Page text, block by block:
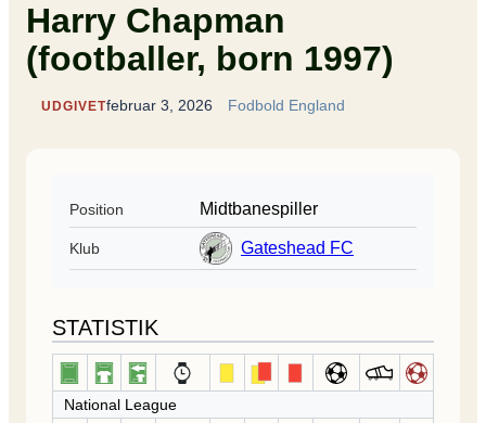
Harry Chapman
(footballer, born 1997)
UDGIVETfebruar 3, 2026 Fodbold England
Position Midtbanespiller
Klub Gateshead FC
STATISTIK
National League